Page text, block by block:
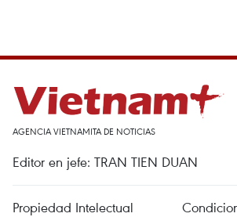
AGENCIA VIETNAMITA DE NOTICIAS
Editor en jefe: TRAN TIEN DUAN
Propiedad Intelectual